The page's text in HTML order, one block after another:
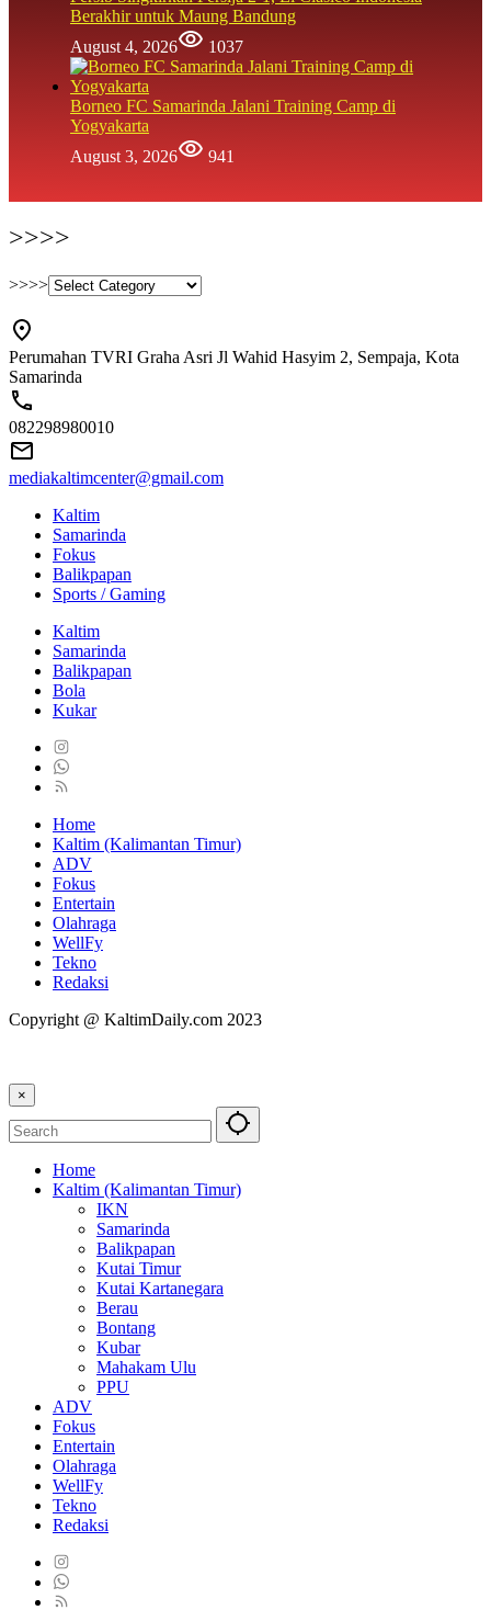
Berakhir untuk Maung Bandung
August 4, 2026
1037
Borneo FC Samarinda Jalani Training Camp di
Yogyakarta
August 3, 2026
941
>>>>
>>>>
Perumahan TVRI Graha Asri Jl Wahid Hasyim 2, Sempaja, Kota
Samarinda
082298980010
mediakaltimcenter@gmail.com
Kaltim
Samarinda
Fokus
Balikpapan
Sports / Gaming
Kaltim
Samarinda
Balikpapan
Bola
Kukar
Home
Kaltim (Kalimantan Timur)
ADV
Fokus
Entertain
Olahraga
WellFy
Tekno
Redaksi
Copyright @ KaltimDaily.com 2023
×
Home
Kaltim (Kalimantan Timur)
IKN
Samarinda
Balikpapan
Kutai Timur
Kutai Kartanegara
Berau
Bontang
Kubar
Mahakam Ulu
PPU
ADV
Fokus
Entertain
Olahraga
WellFy
Tekno
Redaksi